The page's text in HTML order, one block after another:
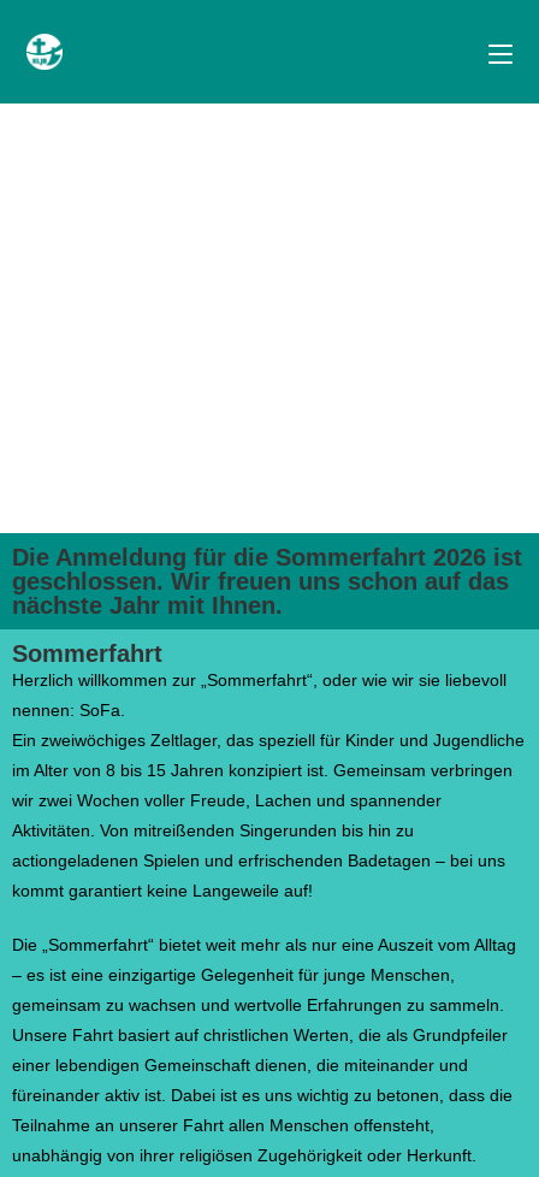
Die Anmeldung für die Sommerfahrt 2026 ist
geschlossen. Wir freuen uns schon auf das
nächste Jahr mit Ihnen.
Sommerfahrt
Herzlich willkommen zur „Sommerfahrt“, oder wie wir sie liebevoll
nennen: SoFa.
Ein zweiwöchiges Zeltlager, das speziell für Kinder und Jugendliche
im Alter von 8 bis 15 Jahren konzipiert ist. Gemeinsam verbringen
wir zwei Wochen voller Freude, Lachen und spannender
Aktivitäten. Von mitreißenden Singerunden bis hin zu
actiongeladenen Spielen und erfrischenden Badetagen – bei uns
kommt garantiert keine Langeweile auf!
Die „Sommerfahrt“ bietet weit mehr als nur eine Auszeit vom Alltag
– es ist eine einzigartige Gelegenheit für junge Menschen,
gemeinsam zu wachsen und wertvolle Erfahrungen zu sammeln.
Unsere Fahrt basiert auf christlichen Werten, die als Grundpfeiler
einer lebendigen Gemeinschaft dienen, die miteinander und
füreinander aktiv ist. Dabei ist es uns wichtig zu betonen, dass die
Teilnahme an unserer Fahrt allen Menschen offensteht,
unabhängig von ihrer religiösen Zugehörigkeit oder Herkunft.